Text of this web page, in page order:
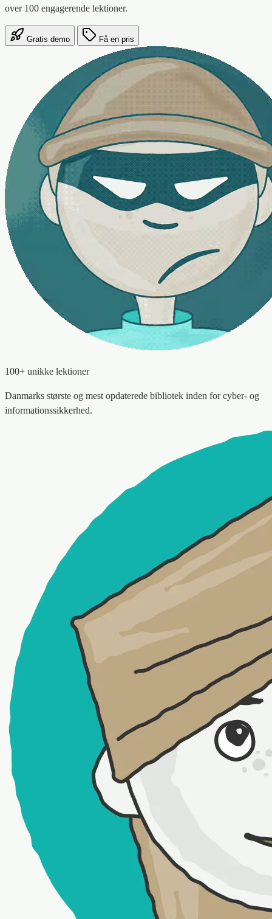
over 100 engagerende lektioner.
Gratis demo Få en pris
100+ unikke lektioner
Danmarks største og mest opdaterede bibliotek inden for cyber- og
informationssikkerhed.